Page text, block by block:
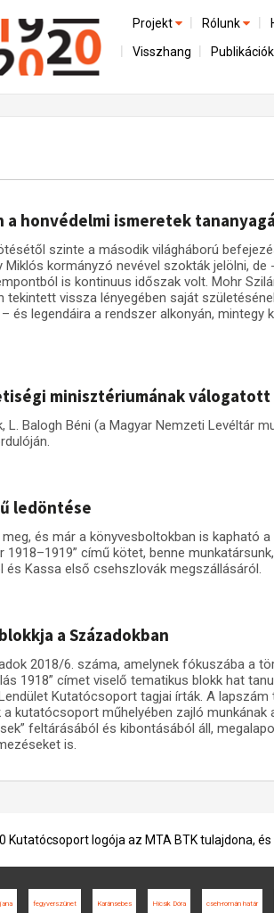
Projekt
Előzmények
Az összeomlás és a
Utókor és emlékezet
Rólunk
A
Visszhang Publikációk
a honvédelmi ismeretek
szinte a második világháború
kormányzó nevével szokták jelölni, de
is kontinuus időszak volt. Mohr
tekintett vissza lényegében saját
és legendáira a rendszer alkonyán, mintegy
minisztériumának
L. Balogh Béni (a Magyar Nemzeti Levéltár
ledöntése
és már a könyvesboltokban is kapható
1918–1919” című kötet, benne
és Kassa első csehszlovák megszállásáról.
a Századokban
2018/6. száma, amelynek fókuszába a
1918” címet viselő tematikus blokk hat
Kutatócsoport tagjai írták. A lapszám
kutatócsoport műhelyében zajló
feltárásából és kibontásából áll,
is.
Kutatócsoport logója az MTA BTK tulajdona,
fegyverszünet Karánsebes Hicsik Dóra cseh-román határ